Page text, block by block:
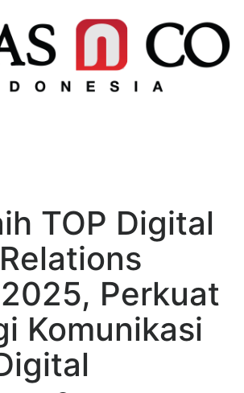
TOP Digital
Perkuat
Komunikasi